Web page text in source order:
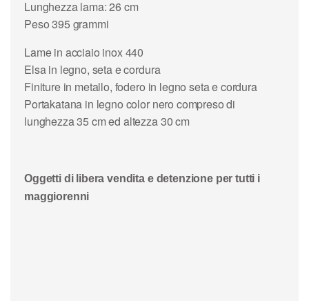
Lunghezza lama: 26 cm
Peso 395 grammi
Lame in acciaio inox 440
Elsa in legno, seta e cordura
Finiture in metallo, fodero in legno seta e cordura
Portakatana in legno color nero compreso di
lunghezza 35 cm ed altezza 30 cm
Oggetti di libera vendita e detenzione per tutti i
maggiorenni